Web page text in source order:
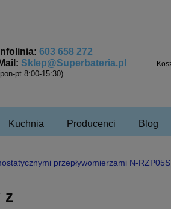
Infolinia: 603 658 272
Mail: Sklep@Superbateria.pl
pt 8:00-15:30)
Kuchnia Producenci Blog
przepływomierzami N-RZP05S
z